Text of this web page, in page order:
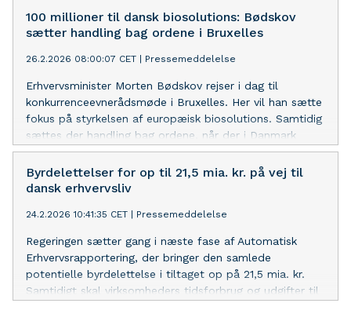
100 millioner til dansk biosolutions: Bødskov
sætter handling bag ordene i Bruxelles
26.2.2026 08:00:07 CET Pressemeddelelse
Erhvervsminister Morten Bødskov rejser i dag til
konkurrenceevnerådsmøde i Bruxelles. Her vil han sætte
fokus på styrkelsen af europæisk biosolutions. Samtidig
sættes der handling bag ordene, når der i Danmark
lanceres en pulje på 100 mio. kr. til at styrke dansk
biosolutions.
Byrdelettelser for op til 21,5 mia. kr. på vej til
dansk erhvervsliv
24.2.2026 10:41:35 CET Pressemeddelelse
Regeringen sætter gang i næste fase af Automatisk
Erhvervsrapportering, der bringer den samlede
potentielle byrdelettelse i tiltaget op på 21,5 mia. kr.
Samtidigt skal virksomheders tidsforbrug og udgifter til